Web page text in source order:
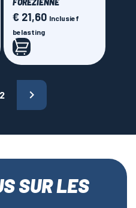
FOREZIENNE
Prijs
€ 21,60 Inclusief
belasting
2 
SUR LES